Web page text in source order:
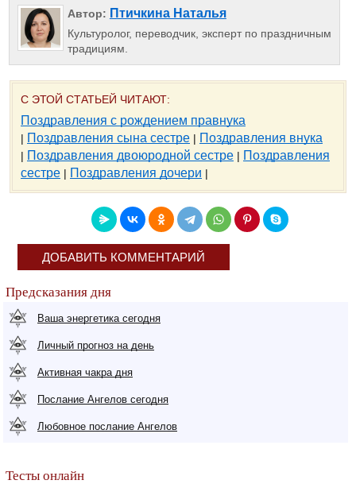
Автор: Птичкина Наталья
Культуролог, переводчик, эксперт по праздничным
традициям.
С ЭТОЙ СТАТЬЕЙ ЧИТАЮТ:
Поздравления с рождением правнука
| Поздравления сына сестре | Поздравления внука
| Поздравления двоюродной сестре | Поздравления
сестре | Поздравления дочери |
ДОБАВИТЬ КОММЕНТАРИЙ
Предсказания дня
Ваша энергетика сегодня
Личный прогноз на день
Активная чакра дня
Послание Ангелов сегодня
Любовное послание Ангелов
Тесты онлайн